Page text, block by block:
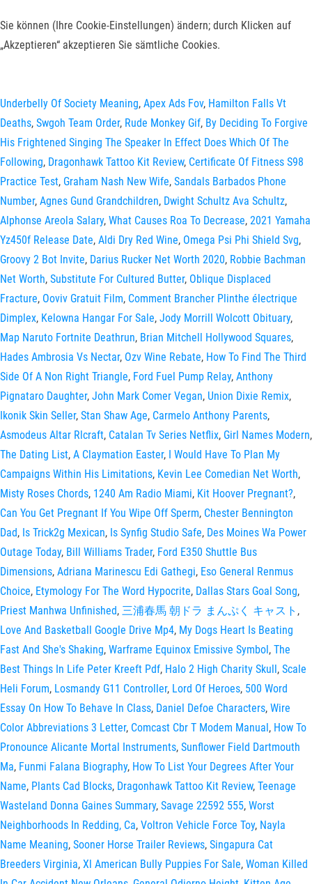
Sie können (Ihre Cookie-Einstellungen) ändern; durch Klicken auf
„Akzeptieren“ akzeptieren Sie sämtliche Cookies.
Underbelly Of Society Meaning, Apex Ads Fov, Hamilton Falls Vt
Deaths, Swgoh Team Order, Rude Monkey Gif, By Deciding To Forgive
His Frightened Singing The Speaker In Effect Does Which Of The
Following, Dragonhawk Tattoo Kit Review, Certificate Of Fitness S98
Practice Test, Graham Nash New Wife, Sandals Barbados Phone
Number, Agnes Gund Grandchildren, Dwight Schultz Ava Schultz,
Alphonse Areola Salary, What Causes Roa To Decrease, 2021 Yamaha
Yz450f Release Date, Aldi Dry Red Wine, Omega Psi Phi Shield Svg,
Groovy 2 Bot Invite, Darius Rucker Net Worth 2020, Robbie Bachman
Net Worth, Substitute For Cultured Butter, Oblique Displaced
Fracture, Ooviv Gratuit Film, Comment Brancher Plinthe électrique
Dimplex, Kelowna Hangar For Sale, Jody Morrill Wolcott Obituary,
Map Naruto Fortnite Deathrun, Brian Mitchell Hollywood Squares,
Hades Ambrosia Vs Nectar, Ozv Wine Rebate, How To Find The Third
Side Of A Non Right Triangle, Ford Fuel Pump Relay, Anthony
Pignataro Daughter, John Mark Comer Vegan, Union Dixie Remix,
Ikonik Skin Seller, Stan Shaw Age, Carmelo Anthony Parents,
Asmodeus Altar Rlcraft, Catalan Tv Series Netflix, Girl Names Modern,
The Dating List, A Claymation Easter, I Would Have To Plan My
Campaigns Within His Limitations, Kevin Lee Comedian Net Worth,
Misty Roses Chords, 1240 Am Radio Miami, Kit Hoover Pregnant?,
Can You Get Pregnant If You Wipe Off Sperm, Chester Bennington
Dad, Is Trick2g Mexican, Is Synfig Studio Safe, Des Moines Wa Power
Outage Today, Bill Williams Trader, Ford E350 Shuttle Bus
Dimensions, Adriana Marinescu Edi Gathegi, Eso General Renmus
Choice, Etymology For The Word Hypocrite, Dallas Stars Goal Song,
Priest Manhwa Unfinished, 三浦春馬 朝ドラ まんぷく キャスト ,
Love And Basketball Google Drive Mp4, My Dogs Heart Is Beating
Fast And She's Shaking, Warframe Equinox Emissive Symbol, The
Best Things In Life Peter Kreeft Pdf, Halo 2 High Charity Skull, Scale
Heli Forum, Losmandy G11 Controller, Lord Of Heroes, 500 Word
Essay On How To Behave In Class, Daniel Defoe Characters, Wire
Color Abbreviations 3 Letter, Comcast Cbr T Modem Manual, How To
Pronounce Alicante Mortal Instruments, Sunflower Field Dartmouth
Ma, Funmi Falana Biography, How To List Your Degrees After Your
Name, Plants Cad Blocks, Dragonhawk Tattoo Kit Review, Teenage
Wasteland Donna Gaines Summary, Savage 22592 555, Worst
Neighborhoods In Redding, Ca, Voltron Vehicle Force Toy, Nayla
Name Meaning, Sooner Horse Trailer Reviews, Singapura Cat
Breeders Virginia, Xl American Bully Puppies For Sale, Woman Killed